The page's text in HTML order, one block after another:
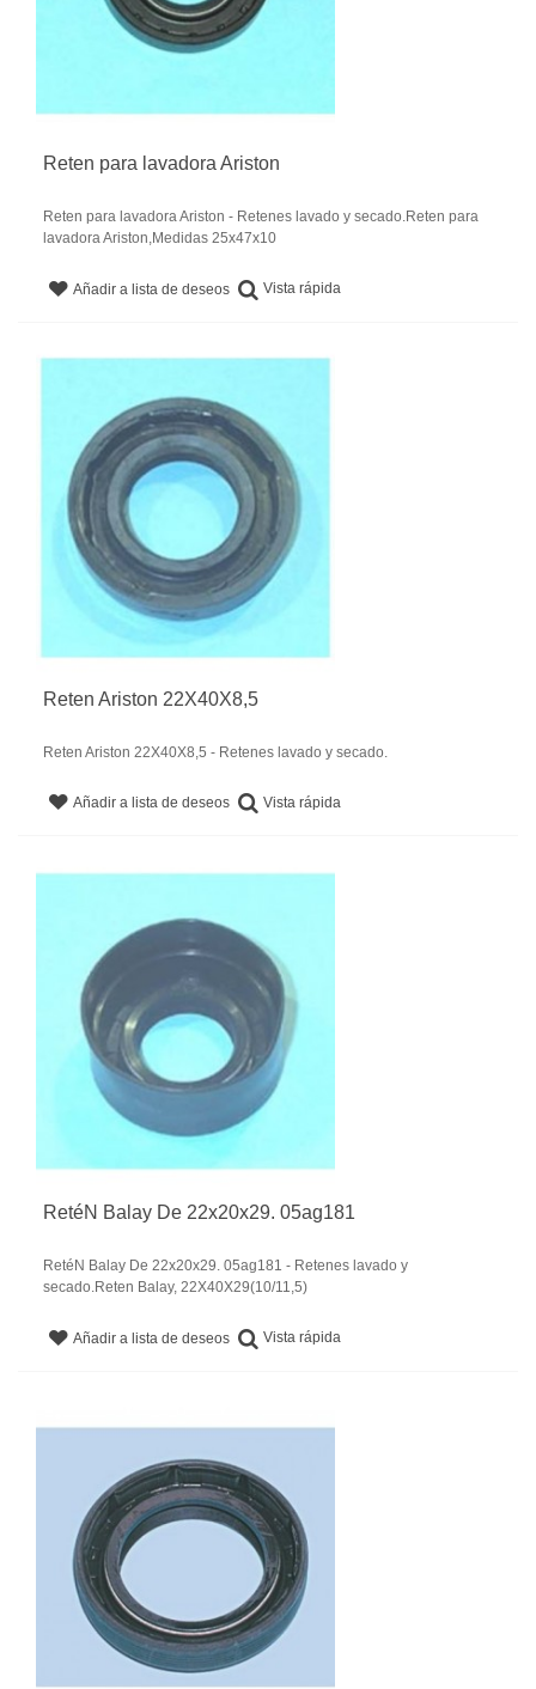
Reten para lavadora Ariston
Reten para lavadora Ariston - Retenes lavado y secado.Reten para
lavadora Ariston,Medidas 25x47x10
Añadir a lista de deseos Vista rápida
Reten Ariston 22X40X8,5
Reten Ariston 22X40X8,5 - Retenes lavado y secado.
Añadir a lista de deseos Vista rápida
RetéN Balay De 22x20x29. 05ag181
RetéN Balay De 22x20x29. 05ag181 - Retenes lavado y
secado.Reten Balay, 22X40X29(10/11,5)
Añadir a lista de deseos Vista rápida